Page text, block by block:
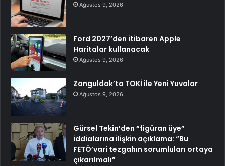
Ağustos 9, 2026
Ford 2027’den itibaren Apple
Haritalar kullanacak
Ağustos 9, 2026
Zonguldak’ta TOKİ ile Yeni Yuvalar
Ağustos 9, 2026
Gürsel Tekin’den “figüran üye”
iddialarına ilişkin açıklama: “Bu
FETÖ’vari tezgahın sorumluları ortaya
çıkarılmalı”